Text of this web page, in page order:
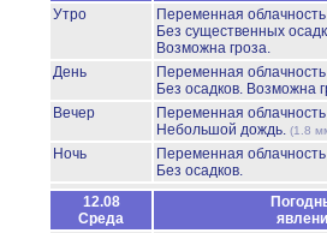
Утро
Переменная
Без существенных
Возможна гроза.
День
Переменная
Без осадков. Возможна
Вечер
Переменная
Небольшой дождь. (1.8
Ночь
Переменная
Без осадков.
12.08
Среда